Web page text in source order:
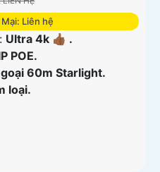
Liên hệ
Ultra 4k 👍🏾 .
POE.
60m Starlight.
loại.